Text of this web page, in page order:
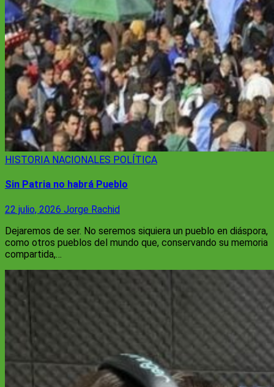
HISTORIA NACIONALES POLÍTICA
Sin Patria no habrá Pueblo
22 julio, 2026 Jorge Rachid
Dejaremos de ser. No seremos siquiera un pueblo en diáspora,
como otros pueblos del mundo que, conservando su memoria
compartida,…